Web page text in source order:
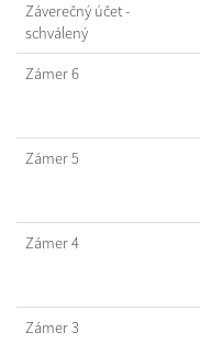
Záverečný účet -
schválený
Zámer 6
Zámer 5
Zámer 4
Zámer 3